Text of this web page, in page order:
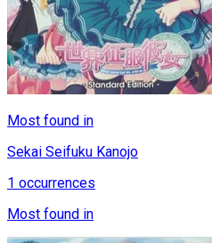
Most found in
Sekai Seifuku Kanojo
1 occurrences
Most found in